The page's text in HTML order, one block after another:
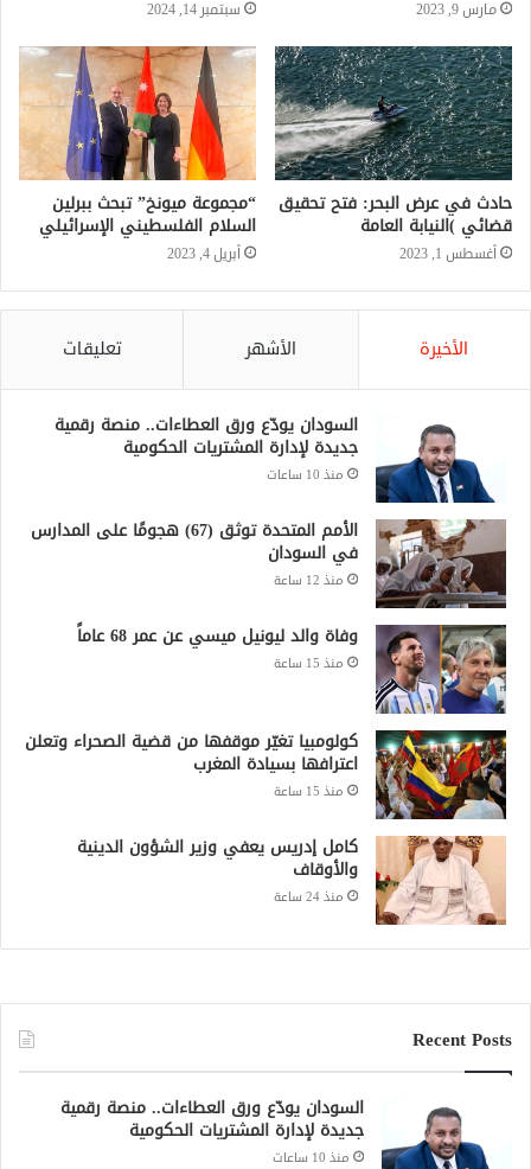
مارس 9, 2023 سبتمبر 14, 2024
حادث في عرض البحر: فتح تحقيق
قضائي )النيابة العامة
أغسطس 1, 2023
“مجموعة ميونخ” تبحث ببرلين
السلام الفلسطيني الإسرائيلي
أبريل 4, 2023
الأخيرة الأشهر تعليقات
السودان يودّع ورق العطاءات.. منصة رقمية
جديدة لإدارة المشتريات الحكومية
منذ 10 ساعات
الأمم المتحدة توثق (67) هجومًا على المدارس
في السودان
منذ 12 ساعة
وفاة والد ليونيل ميسي عن عمر 68 عاماً
منذ 15 ساعة
كولومبيا تغيّر موقفها من قضية الصحراء وتعلن
اعترافها بسيادة المغرب
منذ 15 ساعة
كامل إدريس يعفي وزير الشؤون الدينية
والأوقاف
منذ 24 ساعة
Recent Posts
السودان يودّع ورق العطاءات.. منصة رقمية
جديدة لإدارة المشتريات الحكومية
منذ 10 ساعات